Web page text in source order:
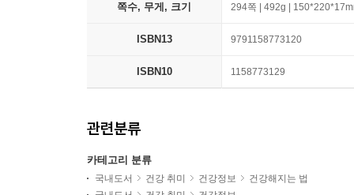
쪽수, 무게, 크기 294쪽 | 492g |
ISBN13 9791158773120
ISBN10 1158773129
관련분류
카테고리 분류
국내도서 건강 취미 건강정보
건강해지는 법